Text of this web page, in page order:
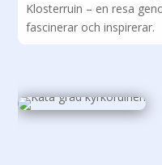
Klosterruin – en resa
fascinerar och inspirerar.